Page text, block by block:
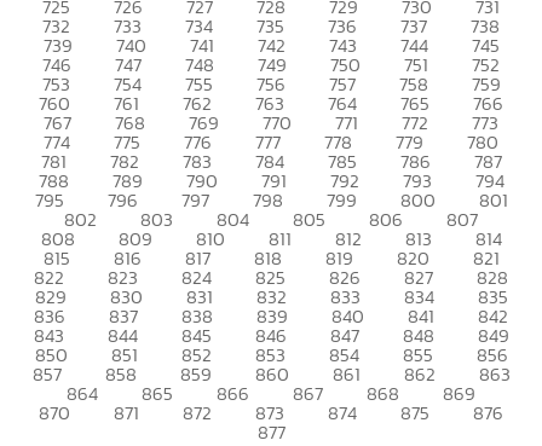
725 726 727 728 729 730 731
732 733 734 735 736 737 738
739 740 741 742 743 744 745
746 747 748 749 750 751 752
753 754 755 756 757 758 759
760 761 762 763 764 765 766
767 768 769 770 771 772 773
774 775 776 777 778 779 780
781 782 783 784 785 786 787
788 789 790 791 792 793 794
795 796 797 798 799 800 801
802 803 804 805 806 807
808 809 810 811 812 813 814
815 816 817 818 819 820 821
822 823 824 825 826 827 828
829 830 831 832 833 834 835
836 837 838 839 840 841 842
843 844 845 846 847 848 849
850 851 852 853 854 855 856
857 858 859 860 861 862 863
864 865 866 867 868 869
870 871 872 873 874 875 876
877